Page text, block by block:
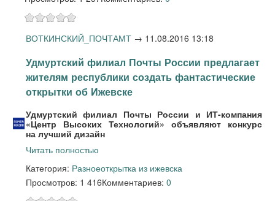
ВОТКИНСКИЙ_ПОЧТАМТ → 11.08.2016 13:18
Удмуртский филиал Почты России предлагает
жителям республики создать фантастические
открытки об Ижевске
Удмуртский филиал Почты России и ИТ-компания
«Центр Высоких Технологий» объявляют конкурс
на лучший дизайн
Читать полностью
Категория: Разноеоткрытка из ижевска
Просмотров: 1 416Комментариев: 0